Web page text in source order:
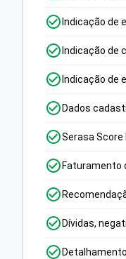
Indicação de
Indicação de
Indicação de
Dados
Serasa Score
Faturamento
Dívidas,